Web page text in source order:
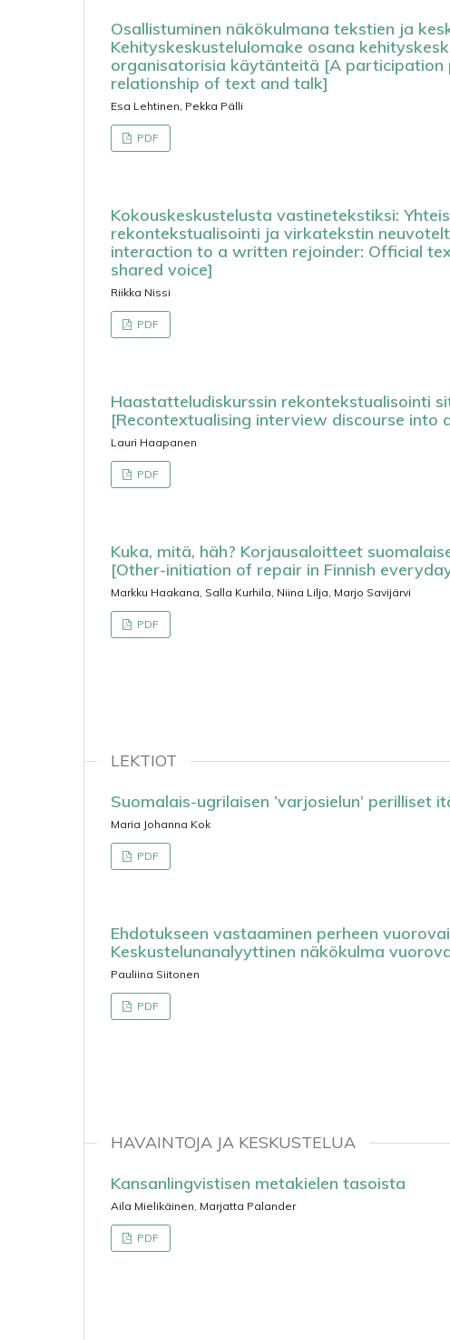
Osallistuminen näkökulmana tekstien ja
Kehityskeskustelulomake osana
organisatorisia käytänteitä [A participation
relationship of text and talk]
Esa Lehtinen, Pekka Pälli
PDF
Kokouskeskustelusta vastinetekstiksi:
rekontekstualisointi ja virkatekstin
interaction to a written rejoinder: Official
shared voice]
Riikka Nissi
PDF
Haastatteludiskurssin rekontekstualisointi
[Recontextualising interview discourse
Lauri Haapanen
PDF
Kuka, mitä, häh? Korjausaloitteet
[Other-initiation of repair in Finnish
Markku Haakana, Salla Kurhila, Niina Lilja, Marjo Savijärvi
PDF
LEKTIOT
Suomalais-ugrilaisen ’varjosielun’ perilliset
Maria Johanna Kok
PDF
Ehdotukseen vastaaminen perheen
Keskustelunanalyyttinen näkökulma
Pauliina Siitonen
PDF
HAVAINTOJA JA KESKUSTELUA
Kansanlingvistisen metakielen tasoista
Aila Mielikäinen, Marjatta Palander
PDF